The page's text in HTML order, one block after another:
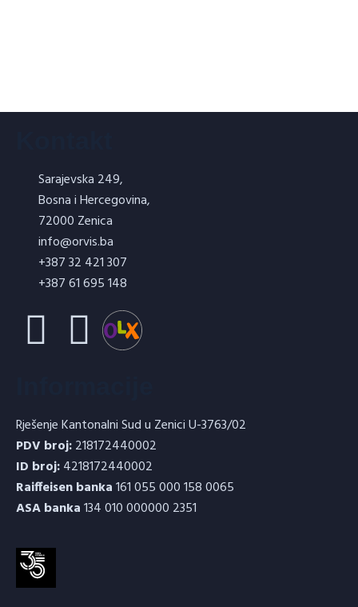
VATROSTALNI SET 3+1
Sarajevska 249,
Bosna i Hercegovina,
72000 Zenica
info@orvis.ba
+387 32 421 307
+387 61 695 148
Rješenje Kantonalni Sud u Zenici U-3763/02
PDV broj:218172440002
ID broj:4218172440002
Raiffeisen banka161 055 000 158 0065
ASA banka134 010 000000 2351